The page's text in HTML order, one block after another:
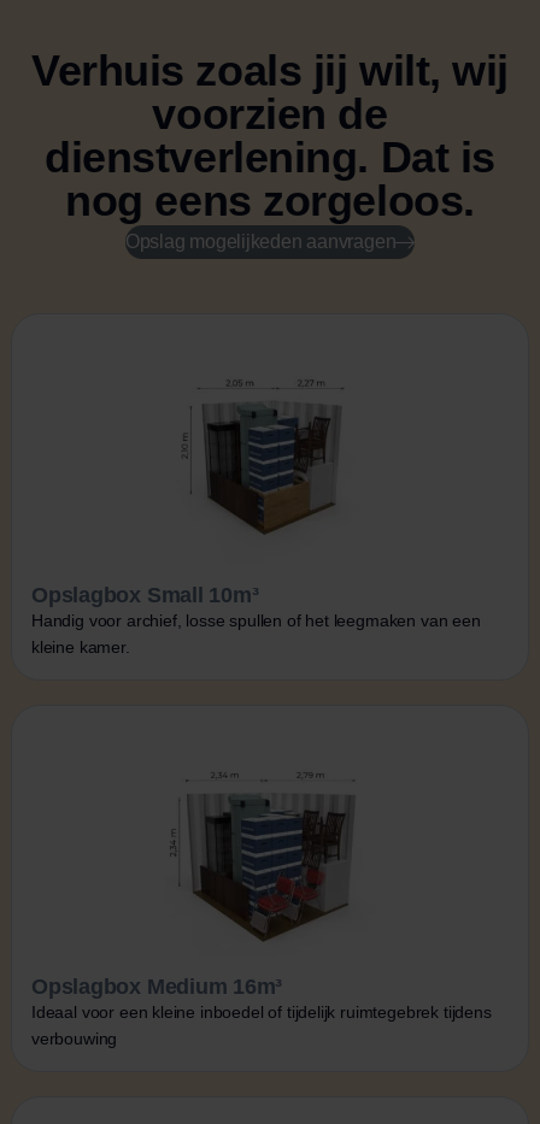
r
o
Verhuis zoals jij wilt, wij
voorzien de
dienstverlening. Dat is
nog eens zorgeloos.
Opslag mogelijkeden aanvragen
Opslagbox Small 10m³
Handig voor archief, losse spullen of het leegmaken van een
kleine kamer.
Opslagbox Medium 16m³
Ideaal voor een kleine inboedel of tijdelijk ruimtegebrek tijdens
verbouwing